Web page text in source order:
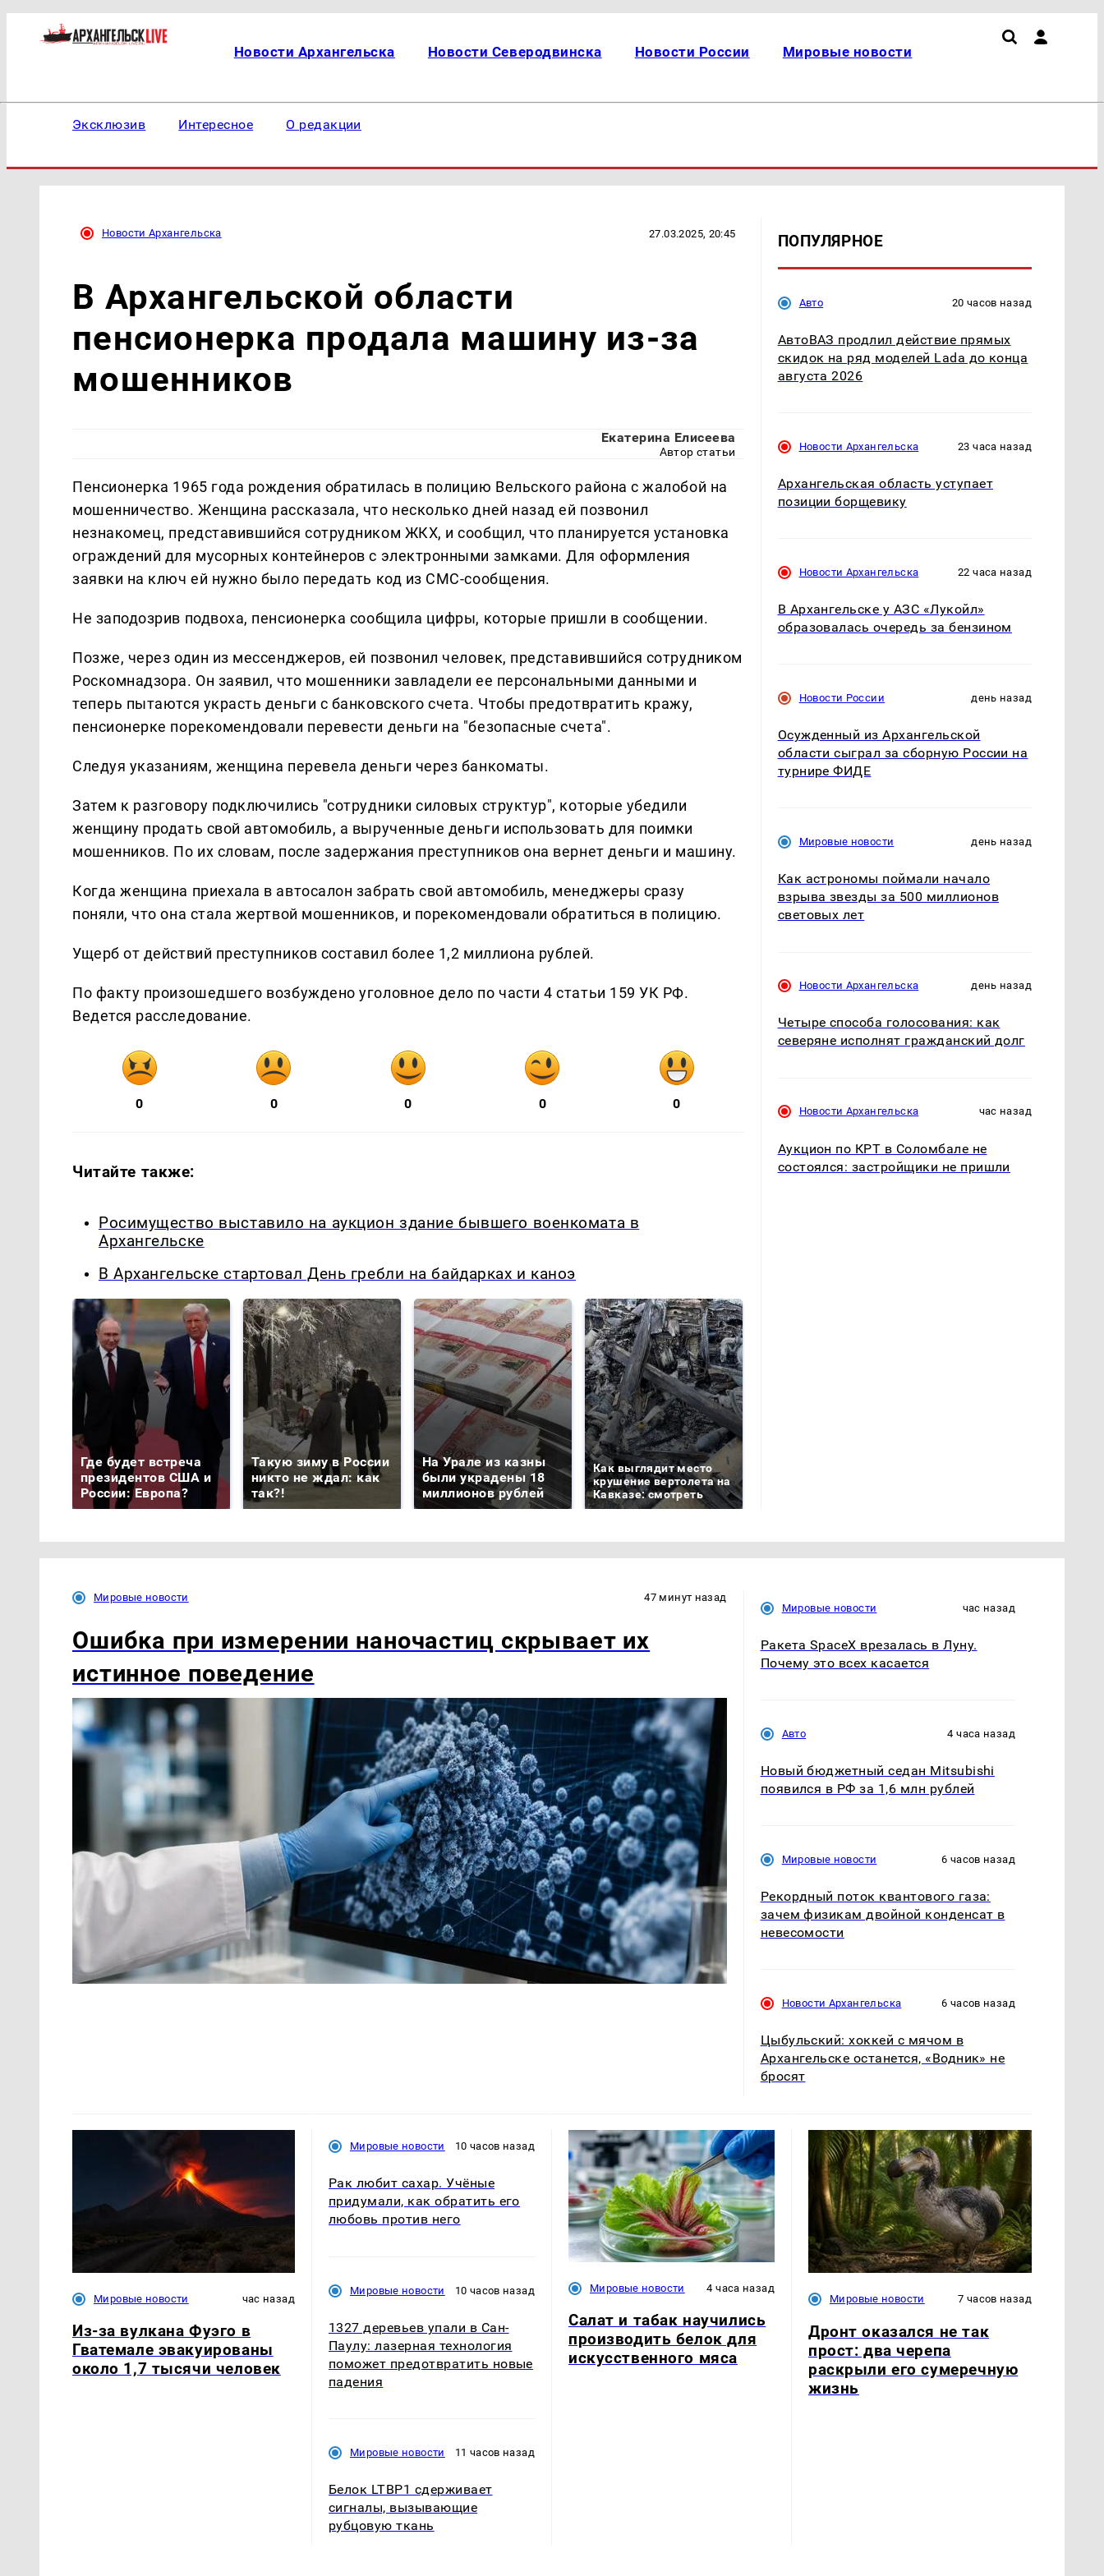
Новости Архангельска Новости Северодвинска Новости России Мировые новости
Эксклюзив Интересное О редакции
Новости Архангельска 27.03.2025, 20:45
В Архангельской области
пенсионерка продала машину из-за
мошенников
Екатерина Елисеева
Автор статьи
Пенсионерка 1965 года рождения обратилась в полицию Вельского района с жалобой на
мошенничество. Женщина рассказала, что несколько дней назад ей позвонил
незнакомец, представившийся сотрудником ЖКХ, и сообщил, что планируется установка
ограждений для мусорных контейнеров с электронными замками. Для оформления
заявки на ключ ей нужно было передать код из СМС-сообщения.
Не заподозрив подвоха, пенсионерка сообщила цифры, которые пришли в сообщении.
Позже, через один из мессенджеров, ей позвонил человек, представившийся сотрудником
Роскомнадзора. Он заявил, что мошенники завладели ее персональными данными и
теперь пытаются украсть деньги с банковского счета. Чтобы предотвратить кражу,
пенсионерке порекомендовали перевести деньги на "безопасные счета".
Следуя указаниям, женщина перевела деньги через банкоматы.
Затем к разговору подключились "сотрудники силовых структур", которые убедили
женщину продать свой автомобиль, а вырученные деньги использовать для поимки
мошенников. По их словам, после задержания преступников она вернет деньги и машину.
Когда женщина приехала в автосалон забрать свой автомобиль, менеджеры сразу
поняли, что она стала жертвой мошенников, и порекомендовали обратиться в полицию.
Ущерб от действий преступников составил более 1,2 миллиона рублей.
По факту произошедшего возбуждено уголовное дело по части 4 статьи 159 УК РФ.
Ведется расследование.
0 0 0 0 0
Читайте также:
Росимущество выставило на аукцион здание бывшего военкомата в
Архангельске
В Архангельске стартовал День гребли на байдарках и каноэ
Где будет встреча
президентов США и
России: Европа?
Такую зиму в России
никто не ждал: как
так?!
На Урале из казны
были украдены 18
миллионов рублей
Как выглядит место
крушение вертолета на
Кавказе: смотреть
ПОПУЛЯРНОЕ
Авто 20 часов назад
АвтоВАЗ продлил действие прямых
скидок на ряд моделей Lada до конца
августа 2026
Новости Архангельска 23 часа назад
Архангельская область уступает
позиции борщевику
Новости Архангельска 22 часа назад
В Архангельске у АЗС «Лукойл»
образовалась очередь за бензином
Новости России день назад
Осужденный из Архангельской
области сыграл за сборную России на
турнире ФИДЕ
Мировые новости день назад
Как астрономы поймали начало
взрыва звезды за 500 миллионов
световых лет
Новости Архангельска день назад
Четыре способа голосования: как
северяне исполнят гражданский долг
Новости Архангельска час назад
Аукцион по КРТ в Соломбале не
состоялся: застройщики не пришли
Мировые новости 47 минут назад
Ошибка при измерении наночастиц скрывает их
истинное поведение
Мировые новости час назад
Ракета SpaceX врезалась в Луну.
Почему это всех касается
Авто 4 часа назад
Новый бюджетный седан Mitsubishi
появился в РФ за 1,6 млн рублей
Мировые новости 6 часов назад
Рекордный поток квантового газа:
зачем физикам двойной конденсат в
невесомости
Новости Архангельска 6 часов назад
Цыбульский: хоккей с мячом в
Архангельске останется, «Водник» не
бросят
Мировые новости час назад
Из-за вулкана Фуэго в
Гватемале эвакуированы
около 1,7 тысячи человек
Мировые новости 10 часов назад
Рак любит сахар. Учёные
придумали, как обратить его
любовь против него
Мировые новости 10 часов назад
1327 деревьев упали в Сан-
Паулу: лазерная технология
поможет предотвратить новые
падения
Мировые новости 11 часов назад
Белок LTBP1 сдерживает
сигналы, вызывающие
рубцовую ткань
Мировые новости 4 часа назад
Салат и табак научились
производить белок для
искусственного мяса
Мировые новости 7 часов назад
Дронт оказался не так
прост: два черепа
раскрыли его сумеречную
жизнь